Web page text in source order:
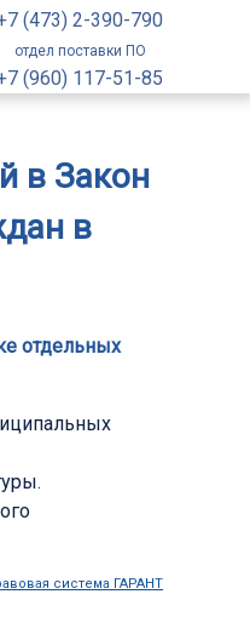
(473) 2-390-790
отдел поставки ПО
(960) 117-51-85
в Закон
в
отдельных
система ГАРАНТ